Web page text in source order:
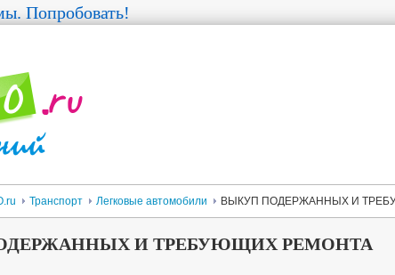
Транспорт Легковые автомобили ВЫКУП ПОДЕРЖАННЫХ И
И ТРЕБУЮЩИХ РЕМОНТА
Попробовать!